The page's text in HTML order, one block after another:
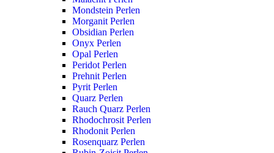
Mondstein Perlen
Morganit Perlen
Obsidian Perlen
Onyx Perlen
Opal Perlen
Peridot Perlen
Prehnit Perlen
Pyrit Perlen
Quarz Perlen
Rauch Quarz Perlen
Rhodochrosit Perlen
Rhodonit Perlen
Rosenquarz Perlen